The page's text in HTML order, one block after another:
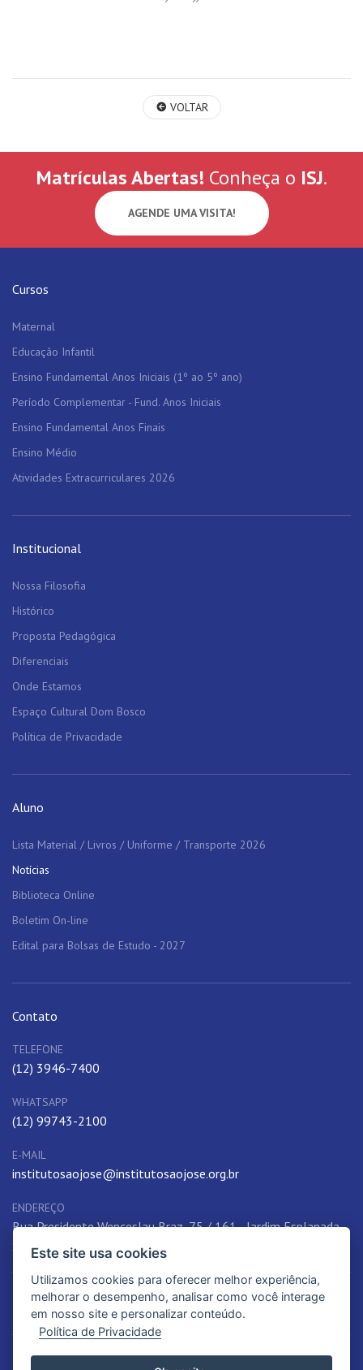
VOLTAR
Matrículas Abertas! Conheça o ISJ.
AGENDE UMA VISITA!
Cursos
Maternal
Educação Infantil
Ensino Fundamental Anos Iniciais (1º ao 5º ano)
Período Complementar - Fund. Anos Iniciais
Ensino Fundamental Anos Finais
Ensino Médio
Atividades Extracurriculares 2026
Institucional
Nossa Filosofia
Histórico
Proposta Pedagógica
Diferenciais
Onde Estamos
Espaço Cultural Dom Bosco
Política de Privacidade
Aluno
Lista Material / Livros / Uniforme / Transporte 2026
Notícias
Biblioteca Online
Boletim On-line
Edital para Bolsas de Estudo - 2027
Contato
TELEFONE
(12) 3946-7400
WHATSAPP
(12) 99743-2100
E-MAIL
institutosaojose@institutosaojose.org.br
ENDEREÇO
Rua Presidente Wenceslau Braz, 75 / 161 - Jardim Esplanada,
São José dos Campos, SP, 12242-780, Brasil
© 2012-2026. Instituto São José | Educação de qualidade. Todos os
Este site usa cookies
Utilizamos cookies para oferecer melhor experiência,
melhorar o desempenho, analisar como você interage
em nosso site e personalizar conteúdo.
Política de Privacidade